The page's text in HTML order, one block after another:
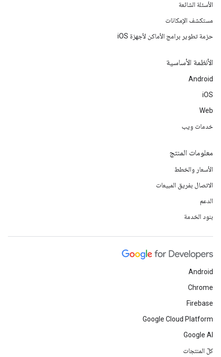
الأسئلة الشائعة
مستكشف الإمكانات
حزمة تطوير برامج الأماكن لأجهزة iOS
الأنظمة الأساسية
Android
iOS
Web
خدمات ويب
معلومات المنتج
الأسعار والخطط
الاتصال بفريق المبيعات
الدعم
بنود الخدمة
Android
Chrome
Firebase
Google Cloud Platform
Google AI
كلّ المنتجات